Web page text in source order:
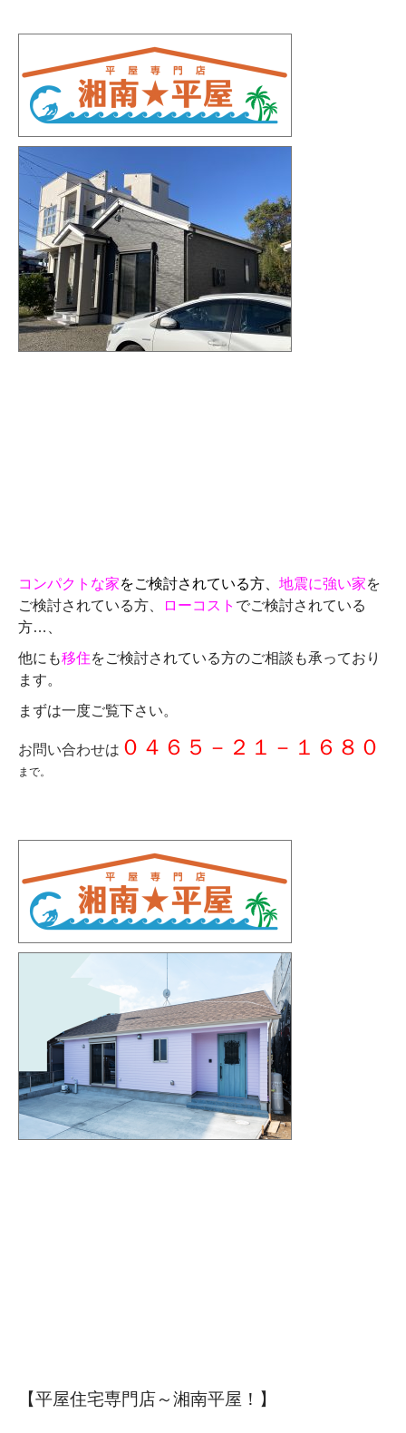
コンパクトな家をご検討されている方、 地震に強い家を
ご検討されている方、
ローコスト でご検討されている
方…、
他にも移住をご検討されている方のご相談も承っており
ます。
まずは一度ご覧下さい。
お問い合わせは ０４６５－２１－１６８０
まで。
【平屋住宅専門店～湘南平屋！】